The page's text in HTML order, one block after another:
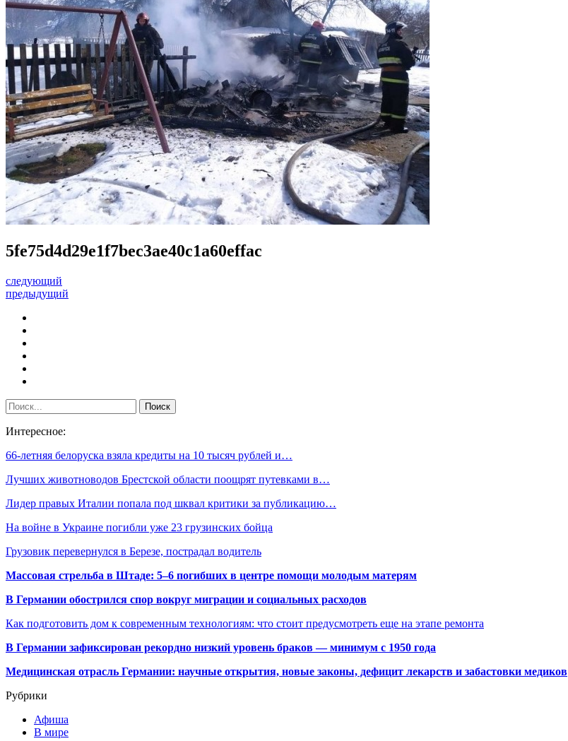
5fe75d4d29e1f7bec3ae40c1a60effac
следующий
предыдущий
Интересное:
66-летняя белоруска взяла кредиты на 10 тысяч рублей и…
Лучших животноводов Брестской области поощрят путевками в…
Лидер правых Италии попала под шквал критики за публикацию…
На войне в Украине погибли уже 23 грузинских бойца
Грузовик перевернулся в Березе, пострадал водитель
Массовая стрельба в Штаде: 5–6 погибших в центре помощи молодым матерям
В Германии обострился спор вокруг миграции и социальных расходов
Как подготовить дом к современным технологиям: что стоит предусмотреть еще на этапе ремонта
В Германии зафиксирован рекордно низкий уровень браков — минимум с 1950 года
Медицинская отрасль Германии: научные открытия, новые законы, дефицит лекарств и забастовки медиков
Рубрики
Афиша
В мире